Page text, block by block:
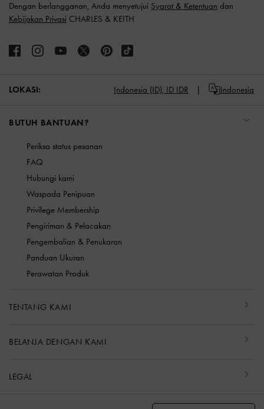
Dengan berlangganan, Anda menyetujui Syarat & Ketentuan dan
Kebijakan Privasi CHARLES & KEITH
LOKASI: Indonesia (ID), ID IDR Indonesia
BUTUH BANTUAN?
Periksa status pesanan
FAQ
Hubungi kami
Waspada Penipuan
Privilege Membership
Pengiriman & Pelacakan
Pengembalian & Penukaran
Panduan Ukuran
Perawatan Produk
TENTANG KAMI
BELANJA DENGAN KAMI
LEGAL